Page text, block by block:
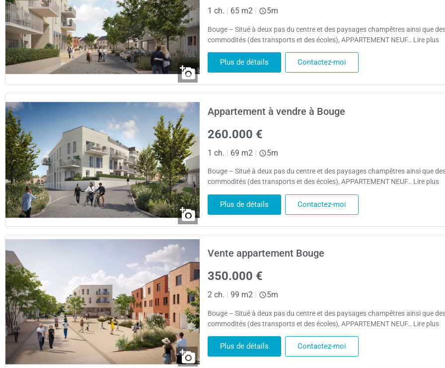
1 ch. 65 m2 5m
Bouge – Situé à deux pas du centre et des paysages champêtres ainsi que
commodités (des transports et des écoles), APPARTEMENT NEUF… Lire plus
Plus de détails Contactez-moi
Appartement à vendre à Bouge
260.000 €
1 ch. | 69 m2 | 5m
Bouge – Situé à deux pas du centre et des paysages champêtres ainsi que
commodités (des transports et des écoles), APPARTEMENT NEUF… Lire plus
Plus de détails Contactez-moi
Vente appartement Bouge
350.000 €
2 ch. 99 m2 5m
Bouge – Situé à deux pas du centre et des paysages champêtres ainsi que
commodités (des transports et des écoles), APPARTEMENT NEUF… Lire plus
Plus de détails Contactez-moi